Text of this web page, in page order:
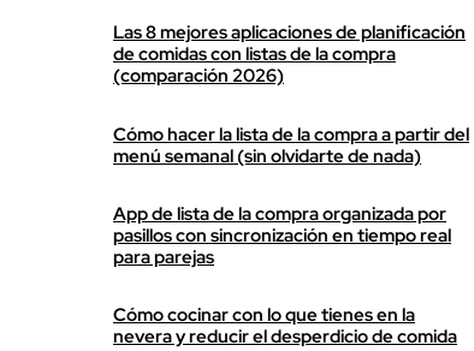
Las 8 mejores aplicaciones de planificación
de comidas con listas de la compra
(comparación 2026)
Cómo hacer la lista de la compra a partir del
menú semanal (sin olvidarte de nada)
App de lista de la compra organizada por
pasillos con sincronización en tiempo real
para parejas
Cómo cocinar con lo que tienes en la
nevera y reducir el desperdicio de comida